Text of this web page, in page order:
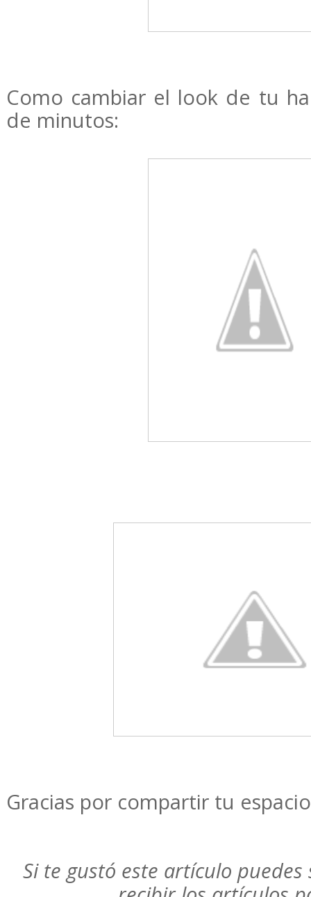
Como cambiar el look de tu
de minutos:
Gracias por compartir tu espacio
Si te gustó este artículo